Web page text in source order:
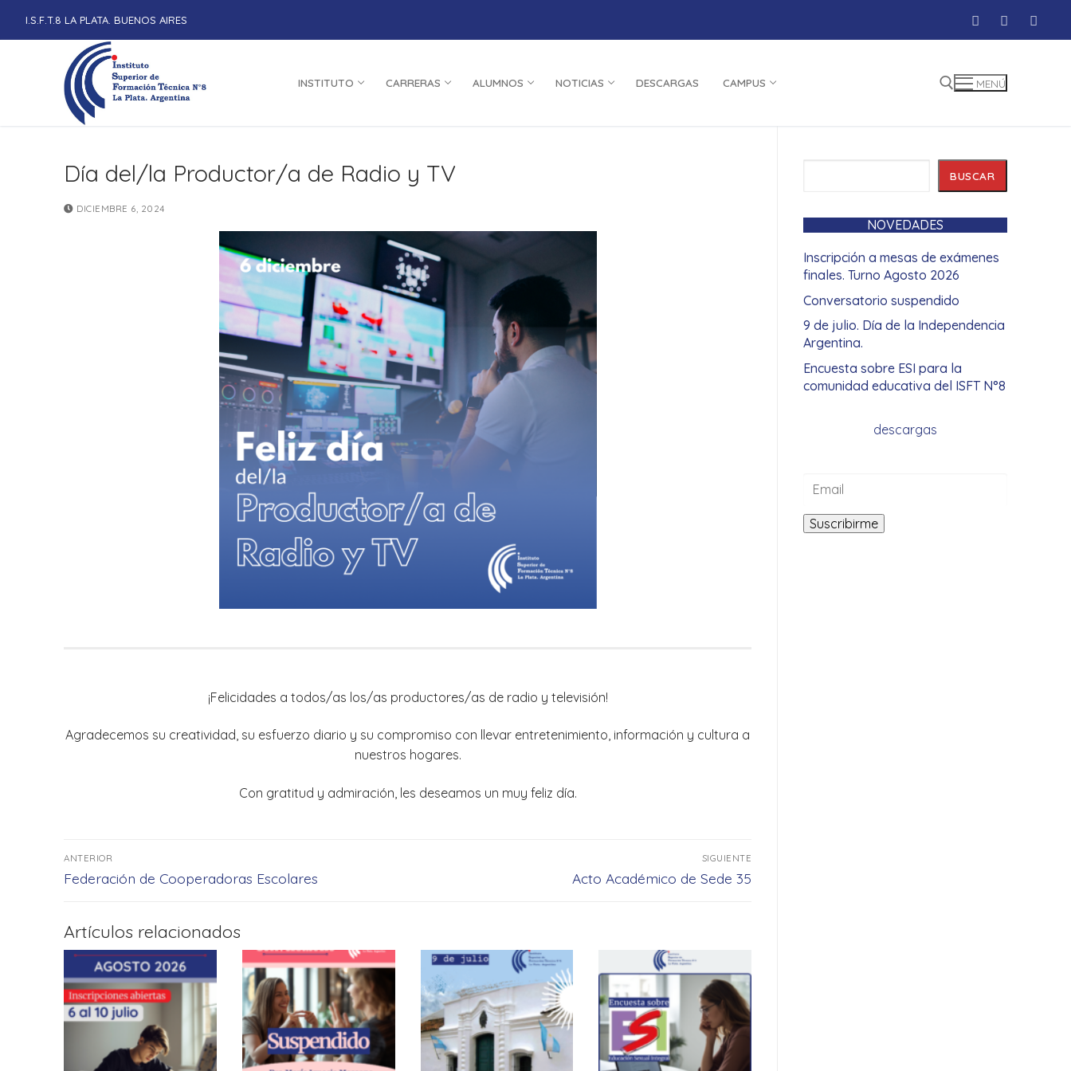
I.S.F.T.8 LA PLATA. BUENOS AIRES
INSTITUTO CARRERAS ALUMNOS NOTICIAS DESCARGAS CAMPUS MENÚ
Día del/la Productor/a de Radio y TV
DICIEMBRE 6, 2024
¡Felicidades a todos/as los/as productores/as de radio y televisión!
Agradecemos su creatividad, su esfuerzo diario y su compromiso con llevar entretenimiento, información y cultura a
nuestros hogares.
Con gratitud y admiración, les deseamos un muy feliz día.
Navegación
de
ANTERIOR
Entrada
Federación de Cooperadoras Escolares
SIGUIENTE
Entrada
Acto Académico de Sede 35
Artículos relacionados
BUSCAR
NOVEDADES
Inscripción a mesas de exámenes
finales. Turno Agosto 2026
Conversatorio suspendido
9 de julio. Día de la Independencia
Argentina.
Encuesta sobre ESI para la
comunidad educativa del ISFT N°8
descargas